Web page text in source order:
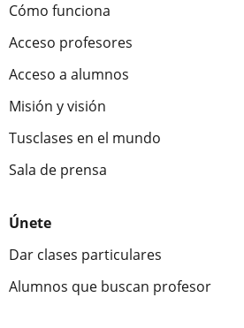
Cómo funciona
Acceso profesores
Acceso a alumnos
Misión y visión
Tusclases en el mundo
Sala de prensa
Únete
Dar clases particulares
Alumnos que buscan profesor